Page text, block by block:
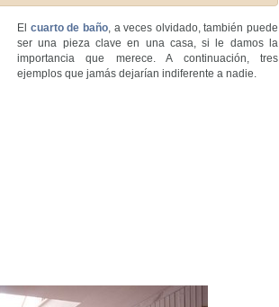
El cuarto de baño, a veces olvidado, también puede
ser una pieza clave en una casa, si le damos la
importancia que merece. A continuación, tres
ejemplos que jamás dejarían indiferente a nadie.